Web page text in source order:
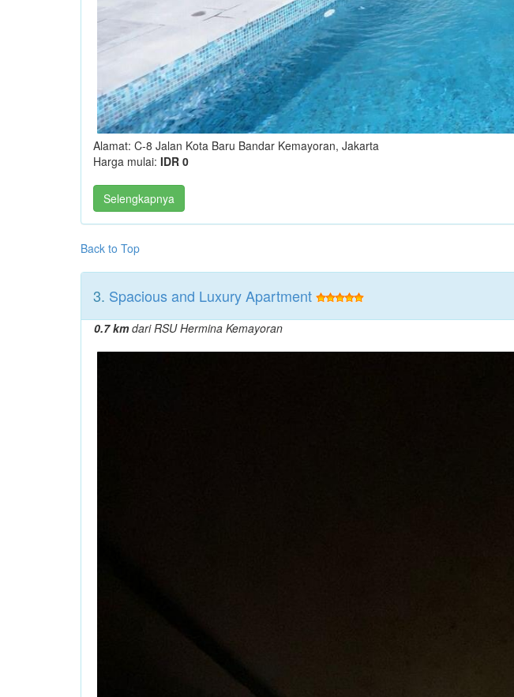
Alamat: C-8 Jalan Kota Baru Bandar Kemayoran, Jakarta
Harga mulai: IDR 0
Selengkapnya
Back to Top
3. Spacious and Luxury Apartment
0.7 kmdari RSU Hermina Kemayoran